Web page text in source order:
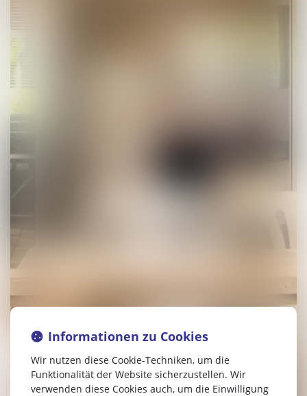
Informationen zu Cookies
Wir nutzen diese Cookie-Techniken, um die
Funktionalität der Website sicherzustellen. Wir
verwenden diese Cookies auch, um die Einwilligung